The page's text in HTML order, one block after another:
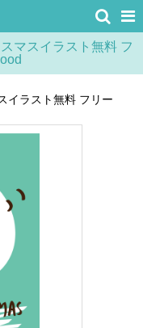
マスイラスト無料 フ
イラスト無料 フリー